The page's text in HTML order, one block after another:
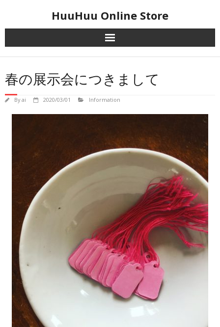
HuuHuu Online Store
春の展示会につきまして
Byai 2020/03/01 Information